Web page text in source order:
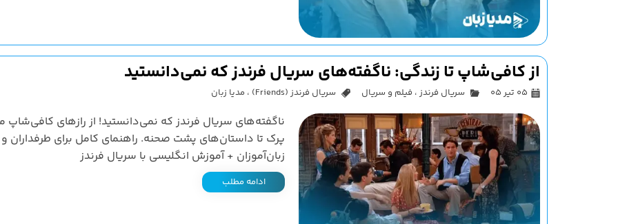
از کافی‌شاپ تا زندگی: ناگفته‌های سریال فرندز که نمی‌دانستید
۰۵ تیر ۰۵ سریال فرندز ، فیلم و سریال سریال فرندز (Friends) ، مدیا زبان
ناگفته‌های سریال فرندز که نمی‌دانستید! از رازهای کافی‌شاپ
پرک تا داستان‌های پشت صحنه. راهنمای کامل برای طرفداران و
زبان‌آموزان + آموزش انگلیسی با سریال فرندز
ادامه مطلب